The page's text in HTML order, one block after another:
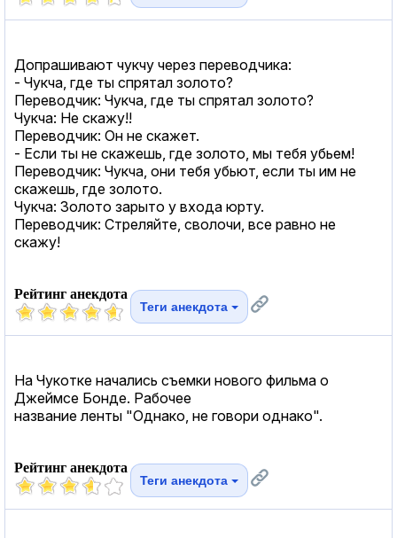
Допрашивают чукчу через переводчика:
- Чукча, где ты спрятал золото?
Переводчик: Чукча, где ты спрятал золото?
Чукча: Не скажу!!
Переводчик: Он не скажет.
- Если ты не скажешь, где золото, мы тебя убьем!
Переводчик: Чукча, они тебя убьют, если ты им не
скажешь, где золото.
Чукча: Золото зарыто у входа юрту.
Переводчик: Стреляйте, сволочи, все равно не
скажу!
Рейтинг анекдота
Теги анекдота
На Чукотке начались съемки нового фильма о
Джеймсе Бонде. Рабочее
название ленты "Однако, не говори однако".
Рейтинг анекдота
Теги анекдота